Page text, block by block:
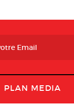
PLAN MEDIA